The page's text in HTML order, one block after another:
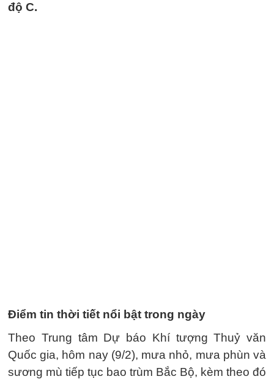
độ C.
Điểm tin thời tiết nổi bật trong ngày
Theo Trung tâm Dự báo Khí tượng Thuỷ văn
Quốc gia, hôm nay (9/2), mưa nhỏ, mưa phùn và
sương mù tiếp tục bao trùm Bắc Bộ, kèm theo đó